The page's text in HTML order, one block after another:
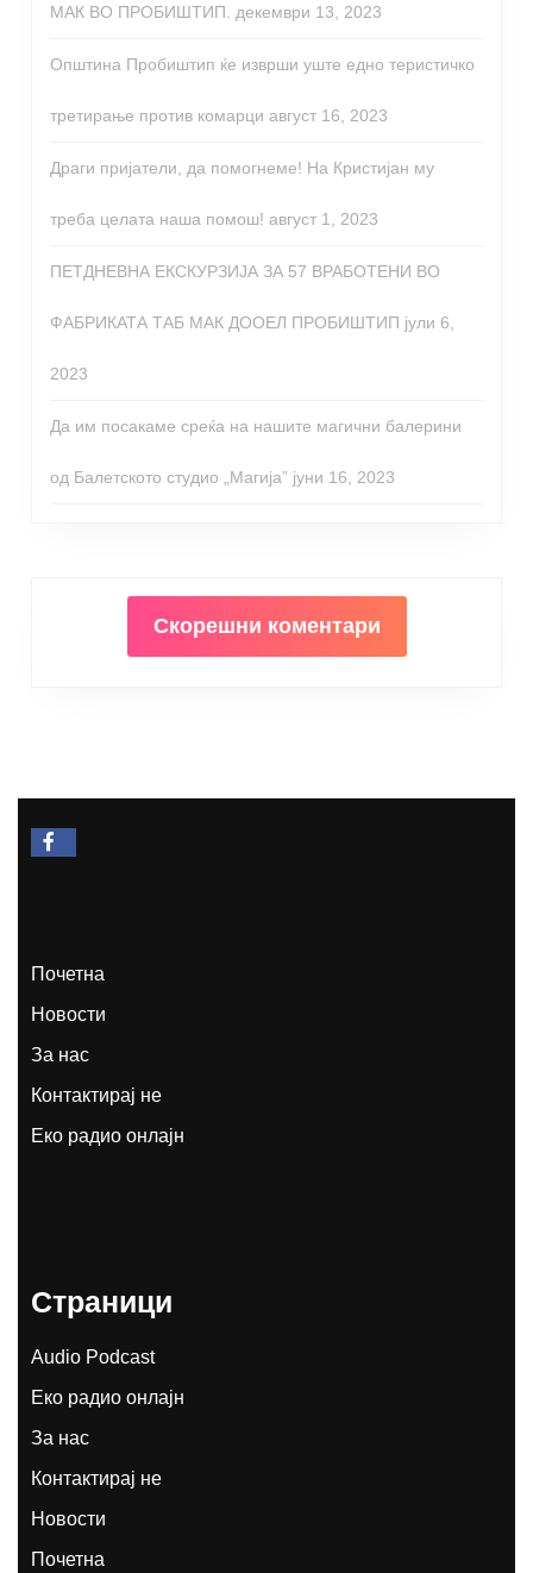
МАК ВО ПРОБИШТИП. декември 13, 2023
Општина Пробиштип ќе изврши уште едно теристичко
третирање против комарци август 16, 2023
Драги пријатели, да помогнеме! На Кристијан му
треба целата наша помош! август 1, 2023
ПЕТДНЕВНА ЕКСКУРЗИЈА ЗА 57 ВРАБОТЕНИ ВО
ФАБРИКАТА ТАБ МАК ДООЕЛ ПРОБИШТИП јули 6,
2023
Да им посакаме среќа на нашите магични балерини
од Балетското студио „Магија” јуни 16, 2023
Скорешни коментари
Почетна
Новости
За нас
Контактирај не
Еко радио онлајн
Страници
Audio Podcast
Еко радио онлајн
За нас
Контактирај не
Новости
Почетна